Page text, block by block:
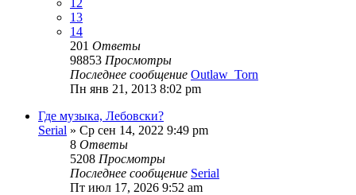
13
14
201 Ответы
98853 Просмотры
Последнее сообщение Outlaw_Torn
Пн янв 21, 2013 8:02 pm
Где музыка, Лебовски?
Serial » Ср сен 14, 2022 9:49 pm
8 Ответы
5208 Просмотры
Последнее сообщение Serial
Пт июл 17, 2026 9:52 am